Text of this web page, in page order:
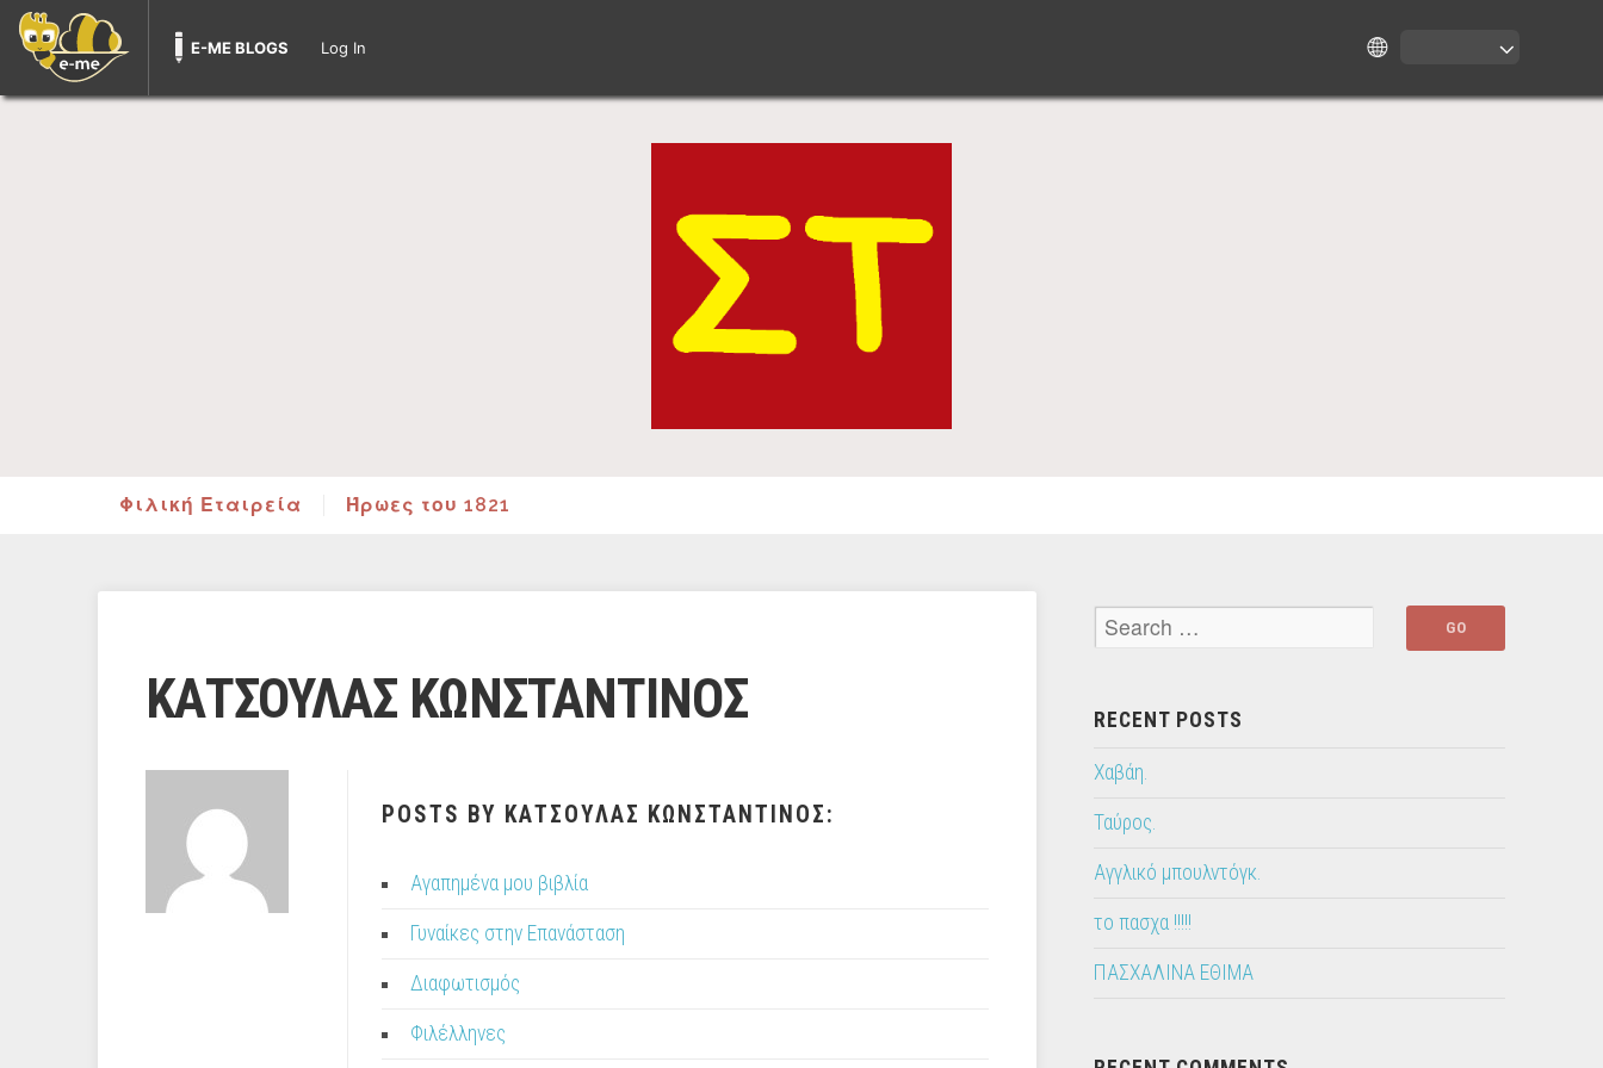
E-ME BLOGS Log In
Φιλική Εταιρεία Ήρωες του 1821
ΚΑΤΣΟΥΛΑΣ ΚΩΝΣΤΑΝΤΙΝΟΣ
POSTS BY ΚΑΤΣΟΥΛΑΣ ΚΩΝΣΤΑΝΤΙΝΟΣ:
Αγαπημένα μου βιβλία
Γυναίκες στην Επανάσταση
Διαφωτισμός
Φιλέλληνες
RECENT POSTS
Χαβάη.
Ταύρος.
Αγγλικό μπουλντόγκ.
το πασχα !!!!!
ΠΑΣΧΑΛΙΝΑ ΕΘΙΜΑ